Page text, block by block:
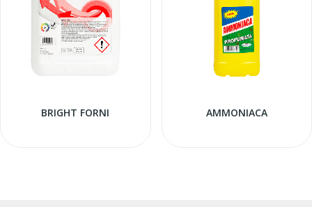
BRIGHT FORNI AMMONIACA